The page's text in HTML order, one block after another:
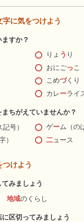
字に気をつけよう
すか？
りょ う り
おにごっこ
こめづくり
カレーライ
ちがえていませんか？
号） ゲーム（の
） 二ュース
つけよう
みましょう
地域のくらし
区切ってみましょう